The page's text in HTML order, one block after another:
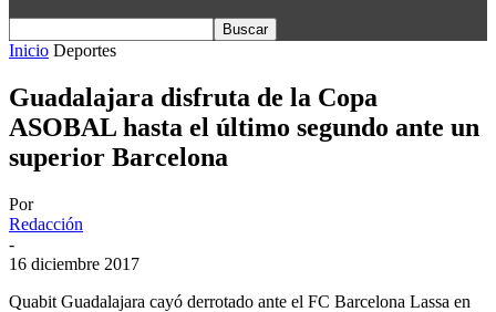
Inicio Deportes
Guadalajara disfruta de la Copa
ASOBAL hasta el último segundo ante un
superior Barcelona
Por
Redacción
-
16 diciembre 2017
Quabit Guadalajara cayó derrotado ante el FC Barcelona Lassa en